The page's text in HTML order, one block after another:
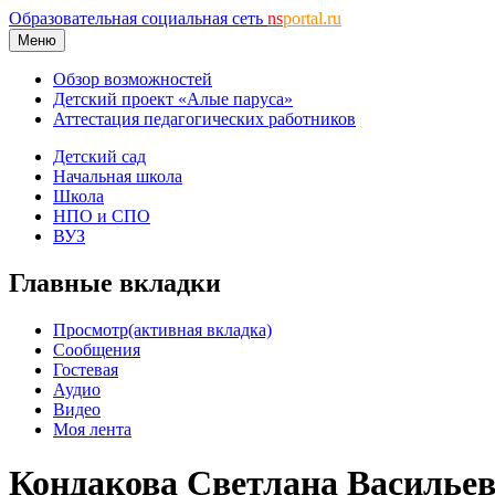
Образовательная социальная сеть nsportal.ru
Меню
Обзор возможностей
Детский проект «Алые паруса»
Аттестация педагогических работников
Детский сад
Начальная школа
Школа
НПО и СПО
ВУЗ
Главные вкладки
Просмотр(активная вкладка)
Сообщения
Гостевая
Аудио
Видео
Моя лента
Кондакова Светлана